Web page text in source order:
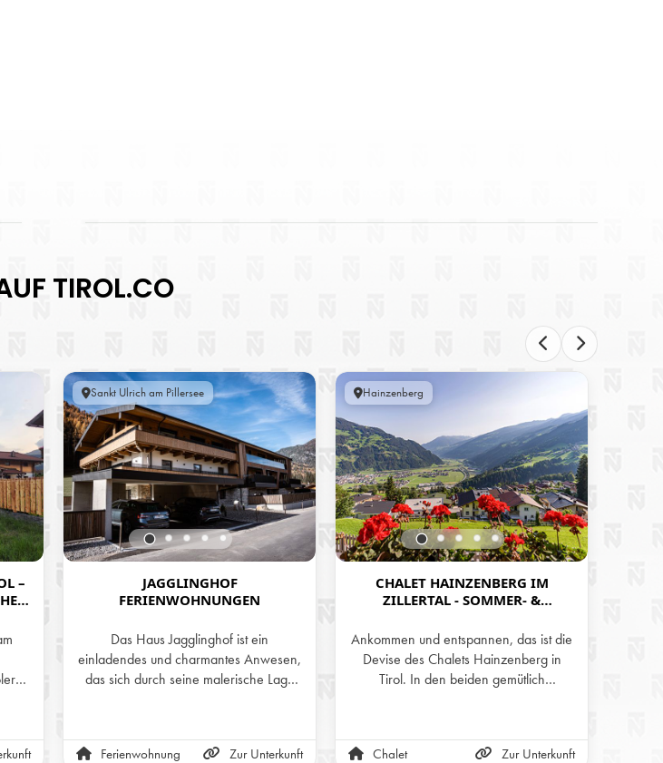
TIROL.CO
–
–
Sankt Ulrich am Pillersee
JAGGLINGHOF
FERIENWOHNUNGEN
Das Haus Jagglinghof ist ein
einladendes und charmantes Anwesen,
das sich durch seine malerische Lage
Kombination aus traditionellem Flair und
modernem Komfort, was es zu einem
Ferienwohnung Zur Unterkunft
Hainzenberg
CHALET HAINZENBERG IM
ZILLERTAL - SOMMER- &
TIROLS
Ankommen und entspannen, das ist die
Devise des Chalets Hainzenberg in
Tirol. In den beiden gemütlich
Aussicht auf die Zillertaler Alpen kann
man sich nur wohlfühlen.
Chalet Zur Unterkunft